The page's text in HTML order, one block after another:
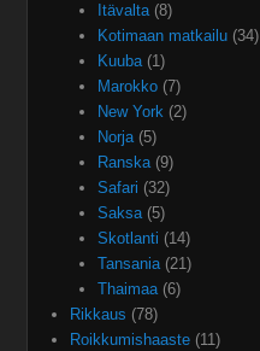
Itävalta(8)
Kotimaan matkailu(34)
Kuuba(1)
Marokko(7)
New York(2)
Norja(5)
Ranska(9)
Safari (32)
Saksa(5)
Skotlanti (14)
Tansania(21)
Thaimaa(6)
Rikkaus (78)
Roikkumishaaste (11)